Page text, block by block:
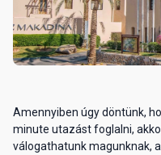
Amennyiben úgy döntünk,
minute utazást foglalni,
válogathatunk magunknak,